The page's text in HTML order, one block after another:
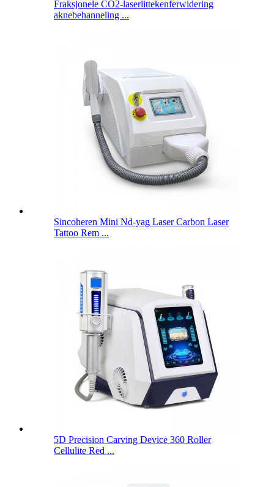
Fraksjonele CO2-laserlittekenferwidering
aknebehanneling ...
Sincoheren Mini Nd-yag Laser Carbon Laser
Tattoo Rem ...
5D Precision Carving Device 360 ​​Roller
Cellulite Red ...